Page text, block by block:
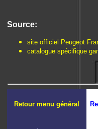
Source:
site officiel Peugeot
catalogue spécifique
Retour menu général